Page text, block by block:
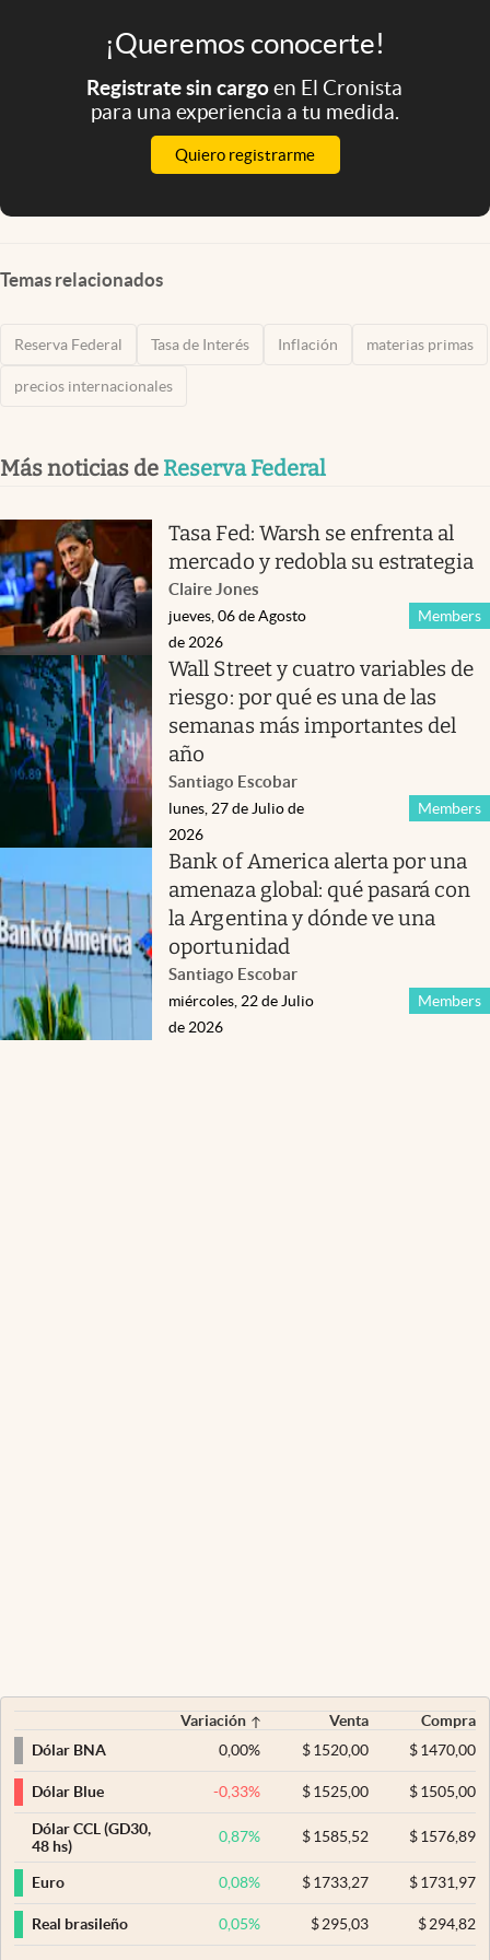
¡Queremos conocerte!
Registrate sin cargoen El Cronista
para una experiencia a tu medida.
Quiero registrarme
Temas relacionados
Reserva Federal Tasa de Interés Inflación materias primas
precios internacionales
Más noticias de Reserva Federal
Tasa Fed: Warsh se enfrenta al
mercado y redobla su estrategia
Claire Jones
Members
jueves, 06 de Agosto
de 2026
Wall Street y cuatro variables de
riesgo: por qué es una de las
semanas más importantes del
año
Santiago Escobar
Members
lunes, 27 de Julio de
2026
Bank of America alerta por una
amenaza global: qué pasará con
la Argentina y dónde ve una
oportunidad
Santiago Escobar
Members
miércoles, 22 de Julio
de 2026
Variación Venta
Compra
Dólar BNA
0,00% $ 1520,00 $1470,00
Dólar Blue -0,33% $ 1525,00 $1505,00
Dólar CCL (GD30,
48 hs)
0,87% $ 1585,52 $1576,89
Euro 0,08% $ 1733,27 $1731,97
Real brasileño 0,05% $ 295,03 $294,82